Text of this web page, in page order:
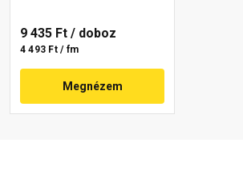
9 435 Ft / doboz
4 493 Ft / fm
Megnézem